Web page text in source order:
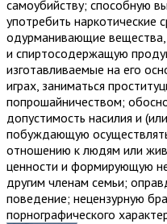
самоубийству; способную
употребить наркотические
одурманивающие вещества,
и спиртосодержащую
изготавливаемые на его
играх, заниматься
попрошайничеством;
допустимость насилия и
побуждающую
отношению к людям или
ценности и формирующую
другим членам семьи;
поведение; нецензурную
порнографического